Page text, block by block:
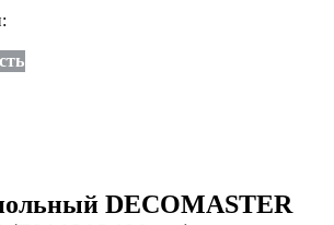
DECOMASTER